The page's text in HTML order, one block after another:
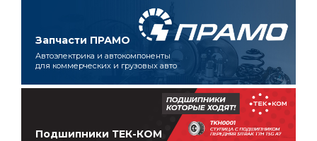
Запчасти ПРАМО
Автоэлектрика и автокомпоненты
для коммерческих и грузовых авто
Подшипники ТЕК-КОМ